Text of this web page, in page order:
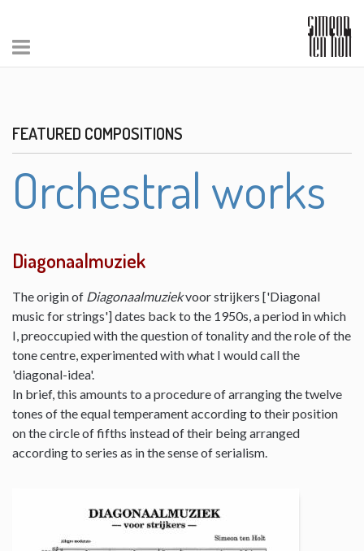
FEATURED COMPOSITIONS
Orchestral works
Diagonaalmuziek
The origin of Diagonaalmuziekvoor strijkers ['Diagonal
music for strings'] dates back to the 1950s, a period in which
I, preoccupied with the question of tonality and the role of the
tone centre, experimented with what I would call the
'diagonal-idea'.
In brief, this amounts to a procedure of arranging the twelve
tones of the equal temperament according to their position
on the circle of fifths instead of their being arranged
according to series as in the sense of serialism.